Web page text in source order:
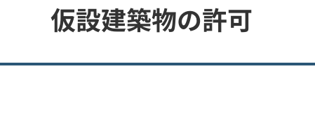
仮設建築物の許可